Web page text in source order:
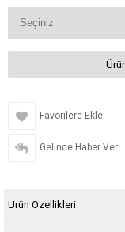
Favorilere Ekle
Gelince Haber Ver
Ürün Özellikleri